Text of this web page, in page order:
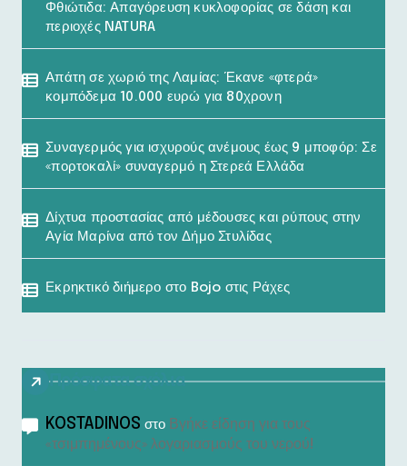
Φθιώτιδα: Απαγόρευση κυκλοφορίας σε δάση και
περιοχές NATURA
Απάτη σε χωριό της Λαμίας: Έκανε «φτερά»
κομπόδεμα 10.000 ευρώ για 80χρονη
Συναγερμός για ισχυρούς ανέμους έως 9 μποφόρ: Σε
«πορτοκαλί» συναγερμό η Στερεά Ελλάδα
Δίχτυα προστασίας από μέδουσες και ρύπους στην
Αγία Μαρίνα από τον Δήμο Στυλίδας
Εκρηκτικό διήμερο στο Bojo στις Ράχες
Πρόσφατα σχόλια
KOSTADINOS στο Βγήκε είδηση για τους
«τσιμπημένους» λογαριασμούς του νερού!